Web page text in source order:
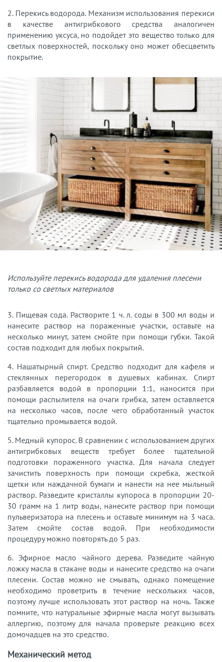
2. Перекись водорода. Механизм использования перекиси
в качестве антигрибкового средства аналогичен
применению уксуса, но подойдет это вещество только для
светлых поверхностей, поскольку оно может обесцветить
покрытие.
Используйте перекись водорода для удаления плесени
только со светлых материалов
3. Пищевая сода. Растворите 1 ч. л. соды в 300 мл воды и
нанесите раствор на пораженные участки, оставьте на
несколько минут, затем смойте при помощи губки. Такой
состав подходит для любых покрытий.
4. Нашатырный спирт. Средство подходит для кафеля и
стеклянных перегородок в душевых кабинах. Спирт
разбавляется водой в пропорции 1:1, наносится при
помощи распылителя на очаги грибка, затем оставляется
на несколько часов, после чего обработанный участок
тщательно промывается водой.
5. Медный купорос. В сравнении с использованием других
антигрибковых веществ требует более тщательной
подготовки пораженного участка. Для начала следует
зачистить поверхность при помощи скребка, жесткой
щетки или наждачной бумаги и нанести на нее мыльный
раствор. Разведите кристаллы купороса в пропорции 20-
30 грамм на 1 литр воды, нанесите раствор при помощи
пульверизатора на плесень и оставьте минимум на 3 часа.
Затем смойте состав водой. При необходимости
процедуру можно повторять до 5 раз.
6. Эфирное масло чайного дерева. Разведите чайную
ложку масла в стакане воды и нанесите средство на очаги
плесени. Состав можно не смывать, однако помещение
необходимо проветрить в течение нескольких часов,
поэтому лучше использовать этот раствор на ночь. Также
помните, что натуральные эфирные масла могут вызывать
аллергию, поэтому для начала проверьте реакцию всех
домочадцев на это средство.
Механический метод